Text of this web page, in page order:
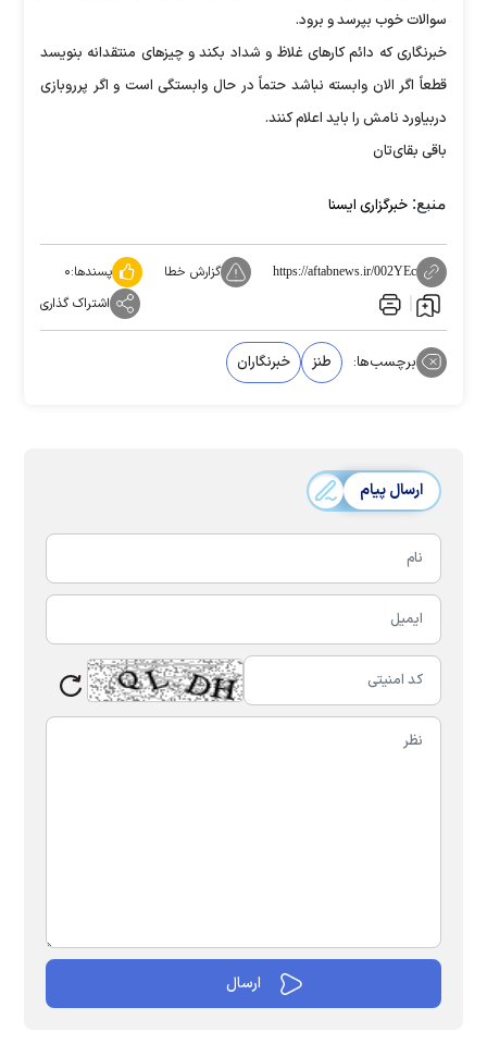
سوالات خوب بپرسد و برود.‌
خبرنگاری که دائم کارهای غلاظ و شداد بکند و چیزهای منتقدانه بنویسد
قطعاً اگر الان وابسته نباشد حتماً در حال وابستگی است و اگر پرروبازی
دربیاورد نامش را باید اعلام کنند.
باقی بقای‌تان
منبع: خبرگزاری ایسنا
https://aftabnews.ir/002YEc گزارش خطا پسندها:۰
اشتراک گذاری
برچسب‌ها: طنز خبرنگاران
ارسال پیام